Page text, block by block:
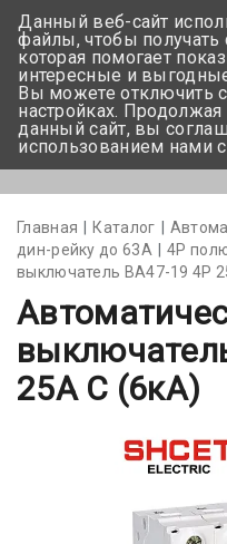
Главная Каталог
дин-рейку до 63А
4Р
выключатель BA47-19 4P
25А С (6кА)
Данный веб-сайт
файлы, чтобы получать
которая помогает
интересные и
Вы можете отключить
настройках. Продолжая
данный сайт, вы
использованием нами